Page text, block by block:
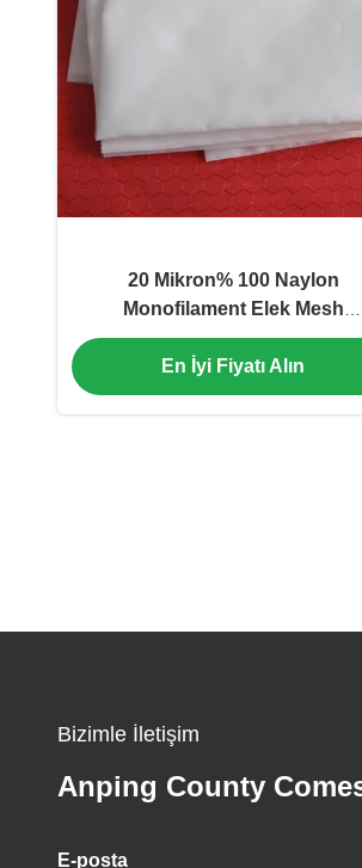
20 Mikron% 100 Naylon
Monofilament Elek Mesh
Netleştirme 2.2 Metre
En İyi Fiyatı Alın
Bizimle İletişim
Anping County
E-posta